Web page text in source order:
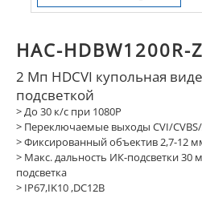
HAC-HDBW1200R-Z
2 Мп HDCVI купольная
подсветкой
> До 30 к/с при 1080P
> Переключаемые выходы CVI/
> Фиксированный объектив 2,7-12
> Макс. дальность ИК-подсветки 30
подсветка
> IP67,IK10 ,DC12В